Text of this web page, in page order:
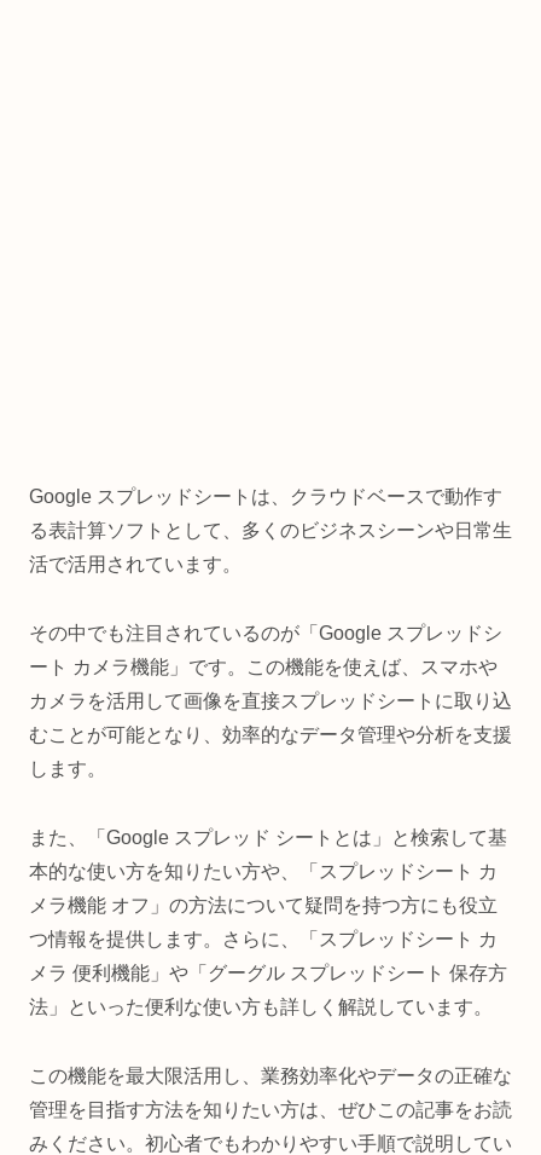
Google スプレッドシートは、クラウドベースで動作す
る表計算ソフトとして、多くのビジネスシーンや日常生
活で活用されています。
その中でも注目されているのが「Google スプレッドシ
ート カメラ機能」です。この機能を使えば、スマホや
カメラを活用して画像を直接スプレッドシートに取り込
むことが可能となり、効率的なデータ管理や分析を支援
します。
また、「Google スプレッド シートとは」と検索して基
本的な使い方を知りたい方や、「スプレッドシート カ
メラ機能 オフ」の方法について疑問を持つ方にも役立
つ情報を提供します。さらに、「スプレッドシート カ
メラ 便利機能」や「グーグル スプレッドシート 保存方
法」といった便利な使い方も詳しく解説しています。
この機能を最大限活用し、業務効率化やデータの正確な
管理を目指す方法を知りたい方は、ぜひこの記事をお読
みください。初心者でもわかりやすい手順で説明してい